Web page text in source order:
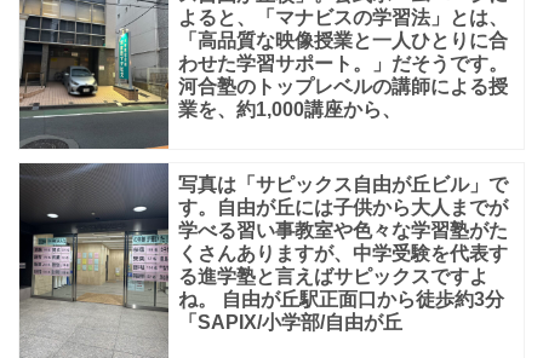
学
部
は
全
国
よると、「マナビスの学習法」とは、
「高品質な映像授業と一人ひとりに合
わせた学習サポート。」だそうです。
河合塾のトップレベルの講師による授
業を、約1,000講座から、
写真は「サピックス自由が丘ビル」で
す。自由が丘には子供から大人までが
学べる習い事教室や色々な学習塾がた
くさんありますが、中学受験を代表す
る進学塾と言えばサピックスですよ
ね。 自由が丘駅正面口から徒歩約3分
「SAPIX/小学部/自由が丘